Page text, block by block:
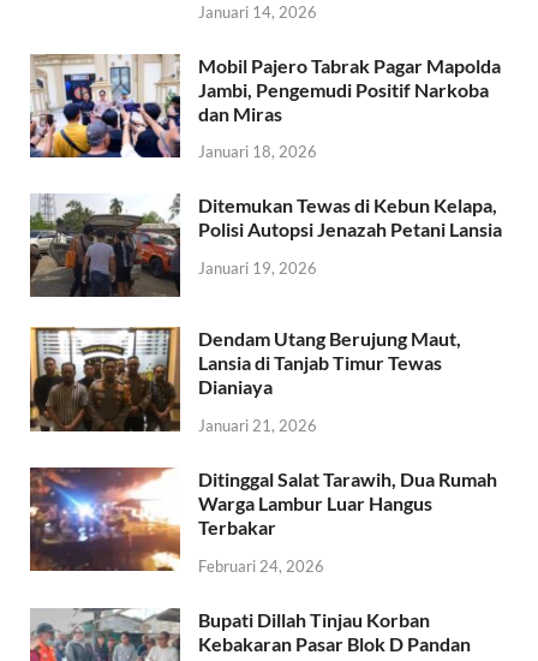
Januari 14, 2026
Mobil Pajero Tabrak Pagar Mapolda
Jambi, Pengemudi Positif Narkoba
dan Miras
Januari 18, 2026
Ditemukan Tewas di Kebun Kelapa,
Polisi Autopsi Jenazah Petani Lansia
Januari 19, 2026
Dendam Utang Berujung Maut,
Lansia di Tanjab Timur Tewas
Dianiaya
Januari 21, 2026
Ditinggal Salat Tarawih, Dua Rumah
Warga Lambur Luar Hangus
Terbakar
Februari 24, 2026
Bupati Dillah Tinjau Korban
Kebakaran Pasar Blok D Pandan